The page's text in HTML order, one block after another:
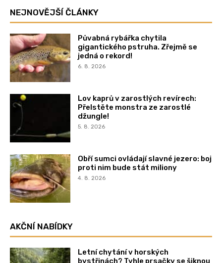
NEJNOVĚJŠÍ ČLÁNKY
Půvabná rybářka chytila
gigantického pstruha. Zřejmě se
jedná o rekord!
6. 8. 2026
Lov kaprů v zarostlých revírech:
Přelstěte monstra ze zarostlé
džungle!
5. 8. 2026
Obří sumci ovládají slavné jezero: boj
proti nim bude stát miliony
4. 8. 2026
AKČNÍ NABÍDKY
Letní chytání v horských
bystřinách? Tyhle prsačky se šiknou